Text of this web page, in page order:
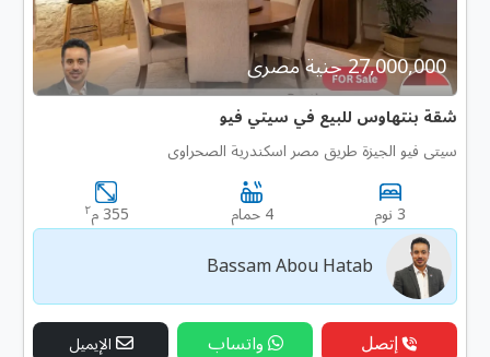
27,000,000 جنية مصرى
شقة بنتهاوس للبيع في سيتي فيو
سيتى فيو الجيزة طريق مصر اسكندرية الصحراوى
3 نوم 4 حمام 355 م ٢
Bassam Abou Hatab
إتصل واتساب الإيميل